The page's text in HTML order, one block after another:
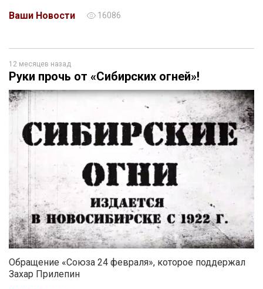
Ваши Новости 16086
12 месяцев назад
Руки прочь от «Сибирских огней»!
Обращение «Союза 24 февраля», которое поддержал
Захар Прилепин